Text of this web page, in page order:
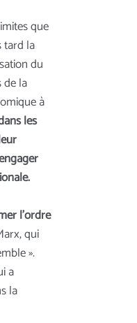
que
tard la
du
de la
à
les
l’ordre
qui
».
a
la